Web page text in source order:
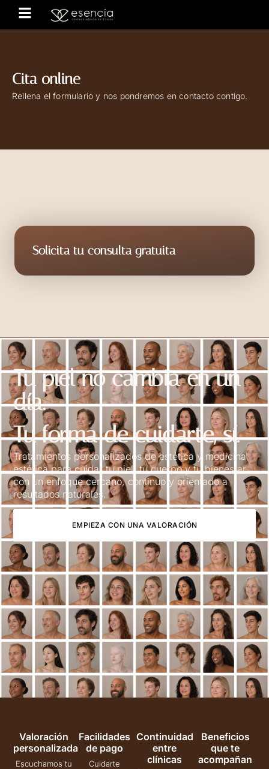
Cita online
Rellena el formulario y nos pondremos en contacto contigo.
Solicita tu consulta gratuita
Tu piel no cambia en un
día.
Tu forma de cuidarte, sí.
Tratamientos personalizados de estética y medicina
estética para cuidar tu piel, tu cuerpo y tu bienestar
con un enfoque cercano, continuo y orientado a
resultados naturales.
EMPIEZA CON UNA VALORACIÓN
Valoración
personalizada
Escuchamos tu
Facilidades
de pago
Cuidarte
Continuidad
entre
clínicas
Beneficios
que te
acompañan